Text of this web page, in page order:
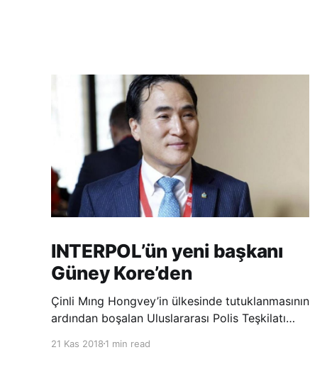
INTERPOL’ün yeni başkanı
Güney Kore’den
Çinli Mıng Hongvey’in ülkesinde tutuklanmasının
ardından boşalan Uluslararası Polis Teşkilatı
Jong Yang seçildi. INTERPOL Genel Kurulu’nun
21 Kas 2018 1 min read